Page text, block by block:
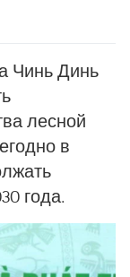
Чинь Динь
лесной
в
года.